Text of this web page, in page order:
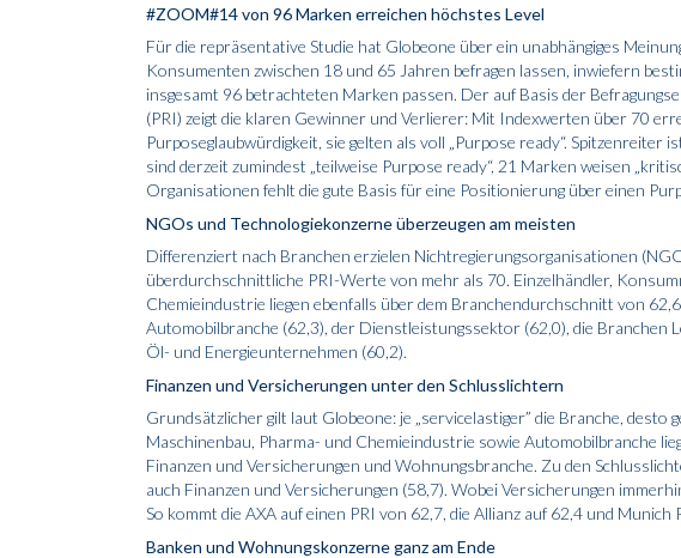
#ZOOM#14 von 96 Marken erreichen höchstes Level
Für die repräsentative Studie hat Globeone über ein unabhängiges
Konsumenten zwischen 18 und 65 Jahren befragen lassen, inwiefern
insgesamt 96 betrachteten Marken passen. Der auf Basis der
(PRI) zeigt die klaren Gewinner und Verlierer: Mit Indexwerten über 70
Purposeglaubwürdigkeit, sie gelten als voll „Purpose ready“.
sind derzeit zumindest „teilweise Purpose ready“, 21 Marken weisen
Organisationen fehlt die gute Basis für eine Positionierung über einen
NGOs und Technologiekonzerne überzeugen am meisten
Differenziert nach Branchen erzielen Nichtregierungsorganisationen
überdurchschnittliche PRI-Werte von mehr als 70. Einzelhändler,
Chemieindustrie liegen ebenfalls über dem Branchendurchschnitt von
Automobilbranche (62,3), der Dienstleistungssektor (62,0), die Branchen
Öl- und Energieunternehmen (60,2).
Finanzen und Versicherungen unter den Schlusslichtern
Grundsätzlicher gilt laut Globeone: je „servicelastiger” die Branche, desto
Maschinenbau, Pharma- und Chemieindustrie sowie Automobilbranche
Finanzen und Versicherungen und Wohnungsbranche. Zu den
auch Finanzen und Versicherungen (58,7). Wobei Versicherungen
So kommt die AXA auf einen PRI von 62,7, die Allianz auf 62,4 und Munich
Banken und Wohnungskonzerne ganz am Ende